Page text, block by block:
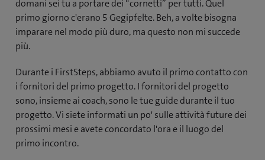
domani sei tu a portare dei “cornetti” per tutti. Quel
primo giorno c'erano 5 Gegipfelte. Beh, a volte bisogna
imparare nel modo più duro, ma questo non mi succede
più.
Durante i FirstSteps, abbiamo avuto il primo contatto con
i fornitori del primo progetto. I fornitori del progetto
sono, insieme ai coach, sono le tue guide durante il tuo
progetto. Vi siete informati un po' sulle attività future dei
prossimi mesi e avete concordato l'ora e il luogo del
primo incontro.